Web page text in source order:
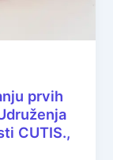
prvih
CUTIS.,